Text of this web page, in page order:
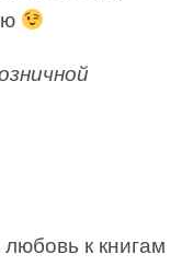
к книгам